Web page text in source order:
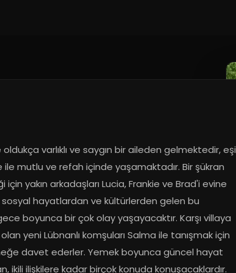
varlıklı ve saygın bir aileden gelmektedir, eşi
mutlu ve refah içinde yaşamaktadır. Bir şükran
için yakın arkadaşları Lucia, Frankie ve Brad'i evine
sosyal hayatlardan ve kültürlerden gelen bu
boyunca bir çok olay yaşayacaktır. Karşı villaya
yeni Lübnanlı komşuları Salma ile tanışmak için
davet ederler. Yemek boyunca güncel hayat
ikili ilişkilere kadar birçok konuda konuşacaklardır.